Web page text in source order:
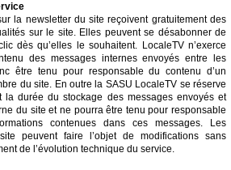
la newsletter du site reçoivent gratuitement des
sur le site. Elles peuvent se désabonner de
dès qu’elles le souhaitent. LocaleTV n’exerce
des messages internes envoyés entre les
être tenu pour responsable du contenu d’un
du site. En outre la SASU LocaleTV se réserve
durée du stockage des messages envoyés et
du site et ne pourra être tenu pour responsable
contenues dans ces messages. Les
peuvent faire l’objet de modifications sans
de l’évolution technique du service.